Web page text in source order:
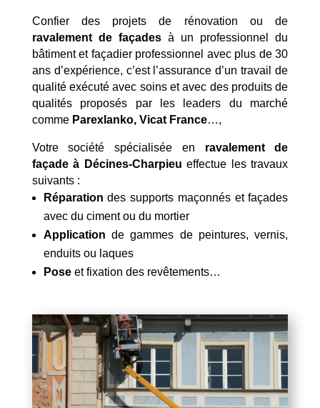
Confier des projets de rénovation ou de
ravalement de façadesà un professionnel du
bâtiment et façadier professionnel avec plus de 30
ans d’expérience, c’est l’assurance d’un travail de
qualité exécuté avec soins et avec des produits de
qualités proposés par les leaders du marché
comme Parexlanko, Vicat France…,
Votre société spécialisée en ravalement de
façade à Décines-Charpieu effectue les travaux
suivants :
Réparation des supports maçonnés et façades
avec du ciment ou du mortier
Application de gammes de peintures, vernis,
enduits ou laques
Poseet fixation des revêtements…